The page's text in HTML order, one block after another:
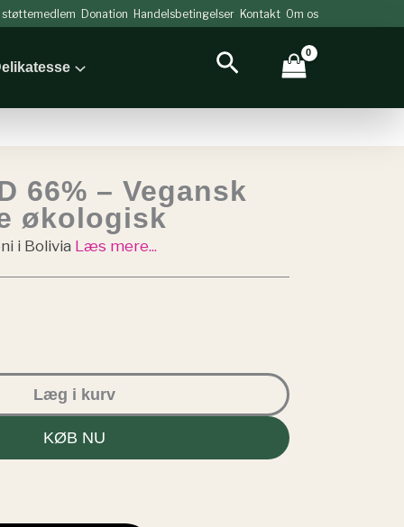
støttemedlem Donation Handelsbetingelser Kontakt Om os
Søg
66% – Vegansk
økologisk
i Bolivia Læs mere...
Læg i kurv
KØB NU